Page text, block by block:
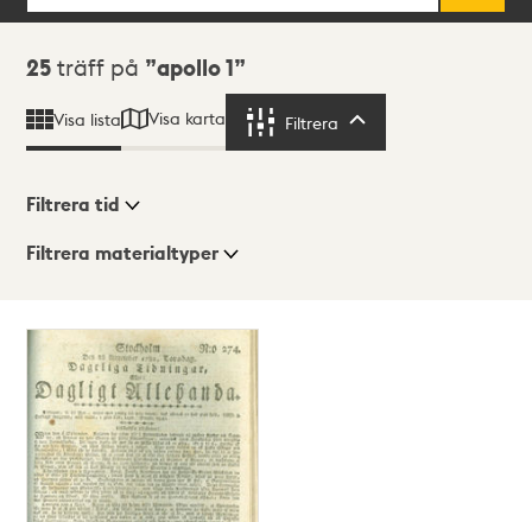
Sökresultat
25 träff på apollo 1
Visa lista Visa karta Filtrera
Visningsläge
ListaKarta
Filtrera tid
Filtrera materialtyper
träffar